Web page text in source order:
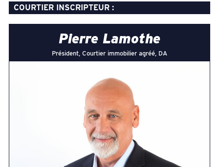
COURTIER INSCRIPTEUR :
Pierre Lamothe
Président, Courtier immobilier agréé, DA